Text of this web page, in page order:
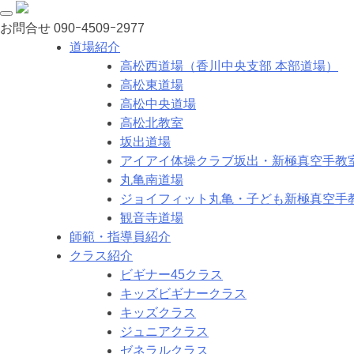
お問合せ 090ｰ4509ｰ2977
道場紹介
高松西道場（香川中央支部 本部道場）
高松東道場
高松中央道場
高松北教室
坂出道場
アイアイ体操クラブ坂出・新極真空手教
丸亀南道場
ジョイフィット丸亀・子ども新極真空手
観音寺道場
師範・指導員紹介
クラス紹介
ビギナー45クラス
キッズビギナークラス
キッズクラス
ジュニアクラス
ゼネラルクラス